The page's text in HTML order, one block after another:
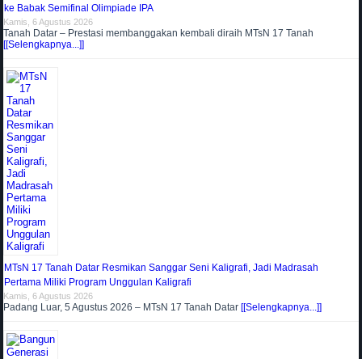
ke Babak Semifinal Olimpiade IPA
Kamis, 6 Agustus 2026
Tanah Datar – Prestasi membanggakan kembali diraih MTsN 17 Tanah
[[Selengkapnya...]]
MTsN 17 Tanah Datar Resmikan Sanggar Seni Kaligrafi, Jadi Madrasah
Pertama Miliki Program Unggulan Kaligrafi
Kamis, 6 Agustus 2026
Padang Luar, 5 Agustus 2026 – MTsN 17 Tanah Datar[[Selengkapnya...]]